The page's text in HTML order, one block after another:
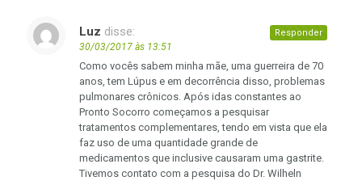
Luz disse:
30/03/2017 às 13:51
Como vocês sabem minha mãe, uma guerreira de 70
anos, tem Lúpus e em decorrência disso, problemas
pulmonares crônicos. Após idas constantes ao
Pronto Socorro começamos a pesquisar
tratamentos complementares, tendo em vista que ela
faz uso de uma quantidade grande de
medicamentos que inclusive causaram uma gastrite.
Tivemos contato com a pesquisa do Dr. Wilheln
Responder